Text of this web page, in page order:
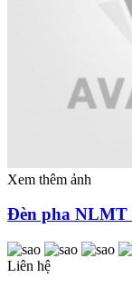
Xem thêm ảnh
Đèn pha NLMT
Liên hệ